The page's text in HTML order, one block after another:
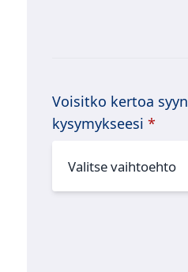
Voisitko kertoa syyn
kysymykseesi *